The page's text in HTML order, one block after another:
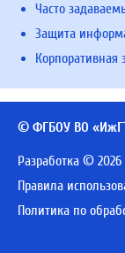
Часто
Защита
Корпоративная
© ФГБОУ ВО
Разработка ©
Правила
Политика по